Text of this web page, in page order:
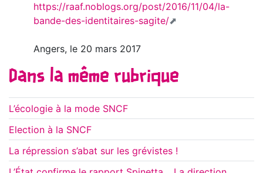
https://raaf.noblogs.org/post/2016/11/04/la-
bande-des-identitaires-sagite/
Angers, le 20 mars 2017
Dans la même rubrique
L’écologie à la mode SNCF
Election à la SNCF
La répression s’abat sur les grévistes !